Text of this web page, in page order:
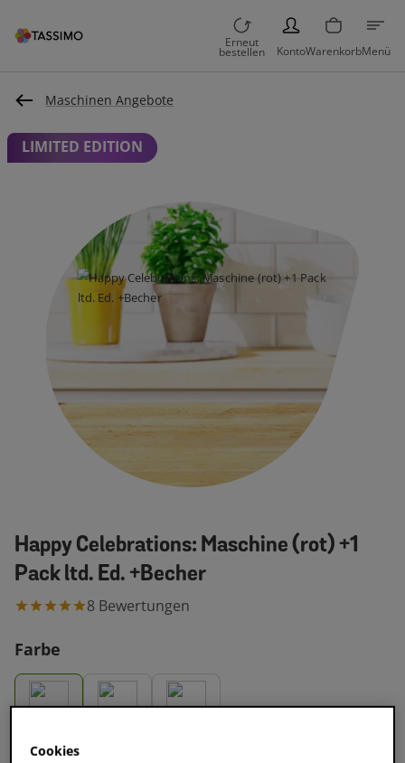
Erneut
bestellen
PERSON
KontoWarenkorbMenü
Maschinen Angebote
LIMITED EDITION
Happy Celebrations: Maschine (rot) +1
Pack ltd. Ed. +Becher
8 Bewertungen
Farbe
Cookies